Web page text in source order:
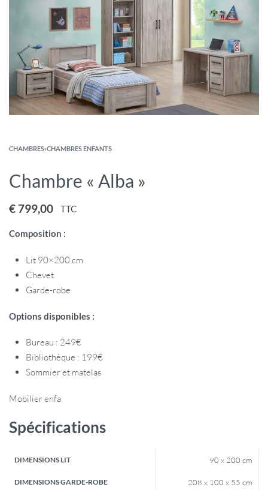
CHAMBRES›CHAMBRES ENFANTS
Chambre « Alba »
€ 799,00 TTC
Composition :
Lit 90×200 cm
Chevet
Garde-robe
Options disponibles :
Bureau : 249€
Bibliothèque : 199€
Sommier et matelas
Mobilier enfa
Spécifications
DIMENSIONS LIT 90 x 200 cm
DIMENSIONS GARDE-ROBE 208 x 100 x 55 cm